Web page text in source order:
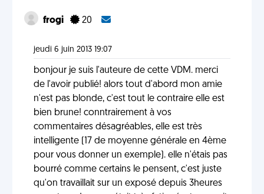
frogi 20
jeudi 6 juin 2013 19:07
bonjour je suis l'auteure de cette VDM. merci
de l'avoir publié! alors tout d'abord mon amie
n'est pas blonde, c'est tout le contraire elle est
bien brune! conntrairement à vos
commentaires désagréables, elle est très
intelligente (17 de moyenne générale en 4ème
pour vous donner un exemple). elle n'étais pas
bourré comme certains le pensent, c'est juste
qu'on travaillait sur un exposé depuis 3heures